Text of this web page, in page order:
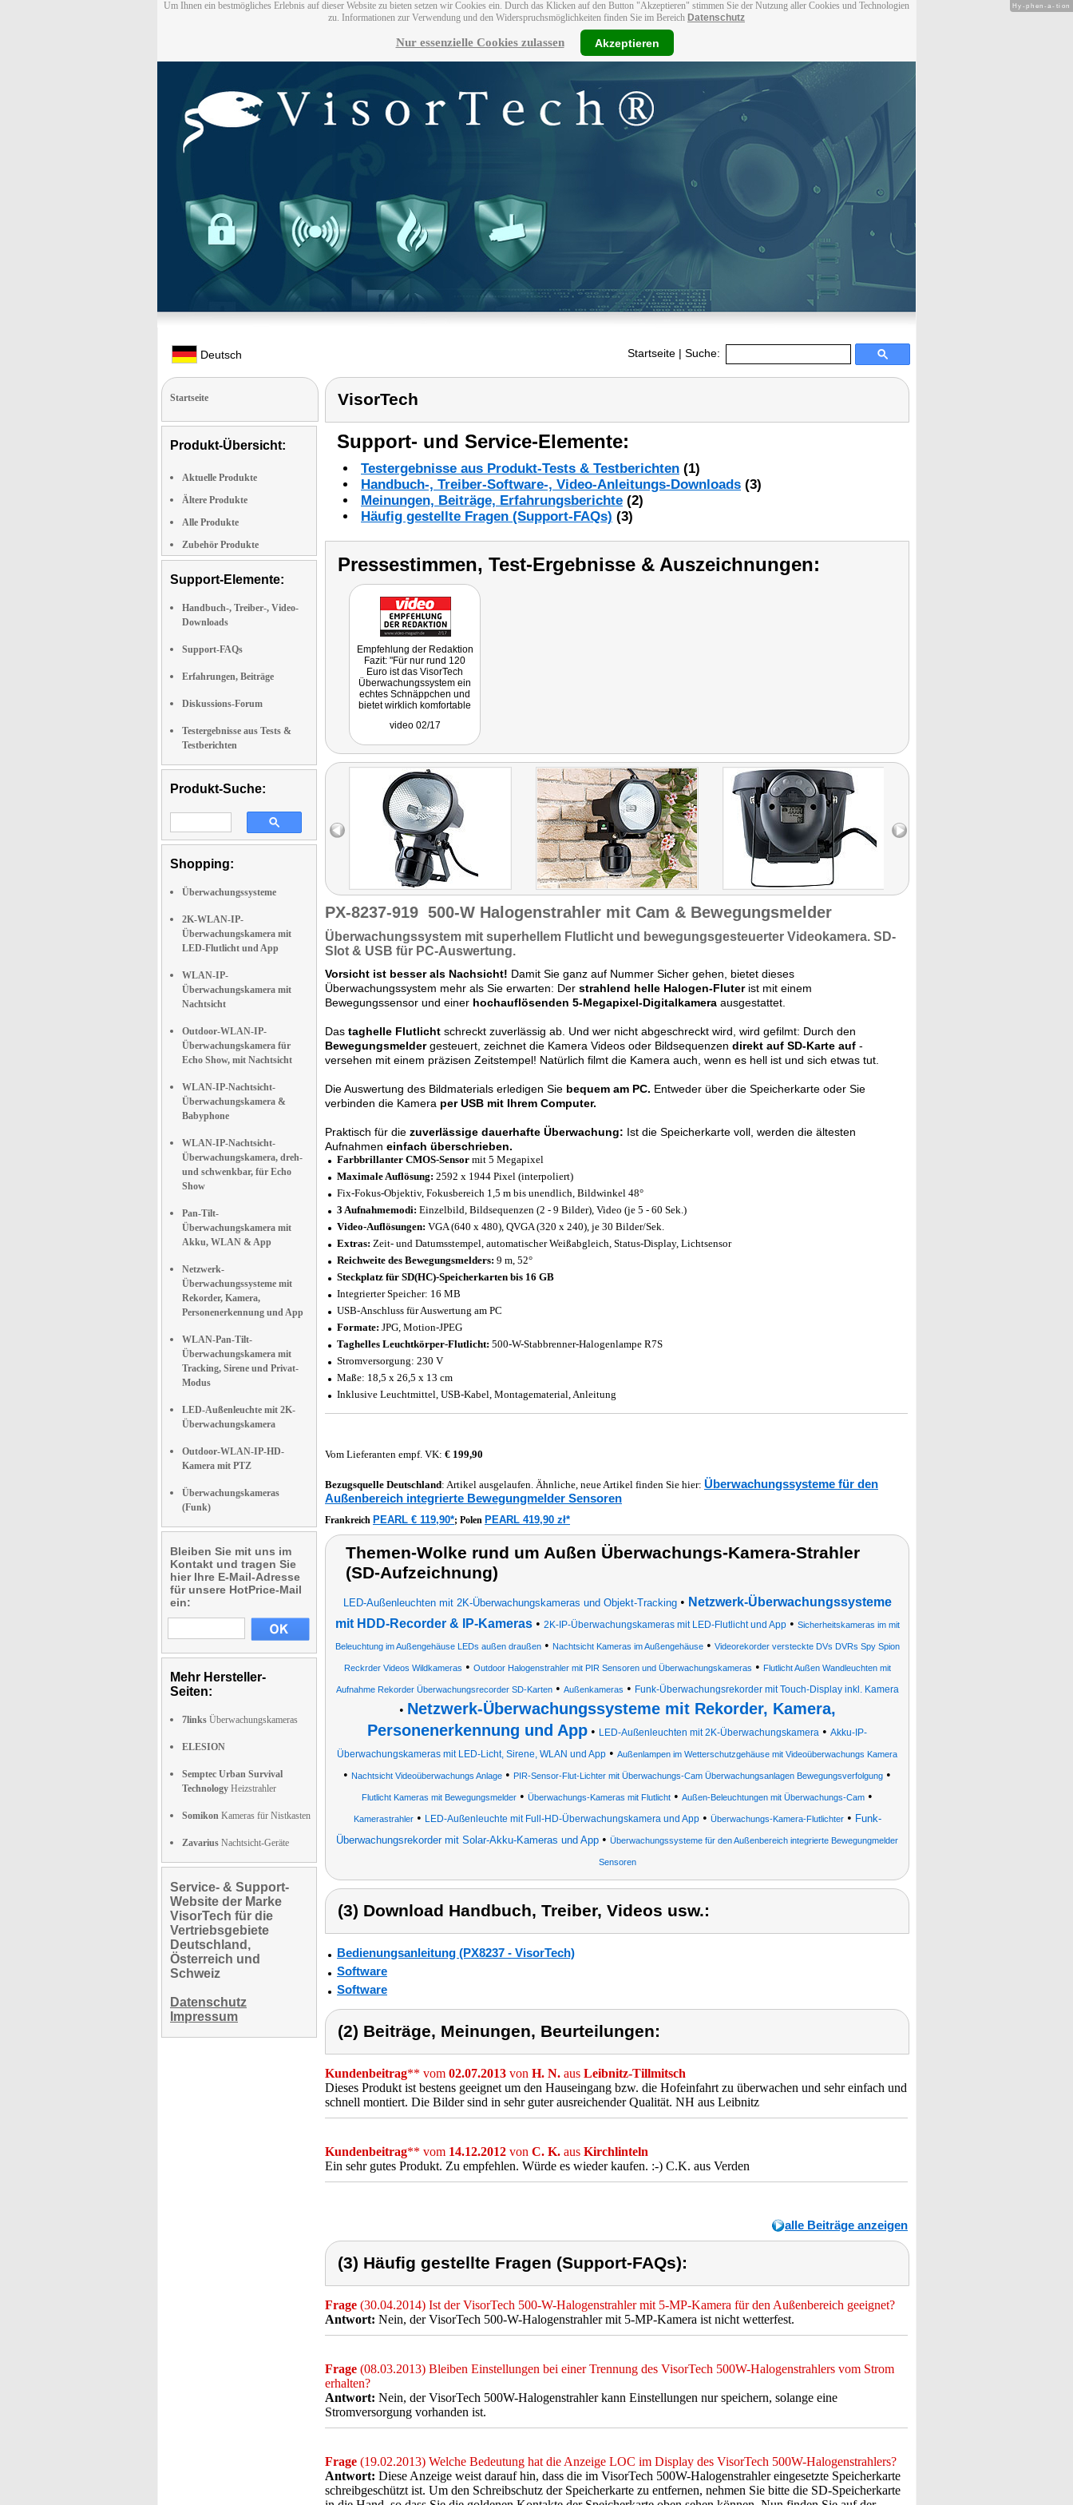
Um Ihnen ein bestmögliches Erlebnis auf dieser Website zu bieten setzen wir Cookies ein. Durch das Klicken auf den Button "Akzeptieren" stimmen Sie der Nutzung aller Cookies und Technologien
zu. Informationen zur Verwendung und den Widerspruchsmöglichkeiten finden Sie im Bereich Datenschutz
Nur essenzielle Cookies zulassen Akzeptieren
Deutsch Startseite | Suche:
Startseite
Produkt-Übersicht:
Aktuelle Produkte
Ältere Produkte
Alle Produkte
Zubehör Produkte
Support-Elemente:
Handbuch-, Treiber-, Video-
Downloads
Support-FAQs
Erfahrungen, Beiträge
Diskussions-Forum
Testergebnisse aus Tests &
Testberichten
Produkt-Suche:
Shopping:
Überwachungssysteme
2K-WLAN-IP-
Überwachungskamera mit
LED-Flutlicht und App
WLAN-IP-
Überwachungskamera mit
Nachtsicht
Outdoor-WLAN-IP-
Überwachungskamera für
Echo Show, mit Nachtsicht
WLAN-IP-Nachtsicht-
Überwachungskamera &
Babyphone
WLAN-IP-Nachtsicht-
Überwachungskamera, dreh-
und schwenkbar, für Echo
Show
Pan-Tilt-
Überwachungskamera mit
Akku, WLAN & App
Netzwerk-
Überwachungssysteme mit
Rekorder, Kamera,
Personenerkennung und App
WLAN-Pan-Tilt-
Überwachungskamera mit
Tracking, Sirene und Privat-
Modus
LED-Außenleuchte mit 2K-
Überwachungskamera
Outdoor-WLAN-IP-HD-
Kamera mit PTZ
Überwachungskameras
(Funk)
Bleiben Sie mit uns im
Kontakt und tragen Sie
hier Ihre E-Mail-Adresse
für unsere HotPrice-Mail
ein:
Mehr Hersteller-
Seiten:
7links Überwachungskameras
ELESION
Semptec Urban Survival
Technology Heizstrahler
Somikon Kameras für Nistkasten
Zavarius Nachtsicht-Geräte
Service- & Support-
Website der Marke
VisorTech für die
Vertriebsgebiete
Deutschland,
Österreich und
Schweiz
Datenschutz
Impressum
VisorTech
Support- und Service-Elemente:
Testergebnisse aus Produkt-Tests & Testberichten (1)
Handbuch-, Treiber-Software-, Video-Anleitungs-Downloads (3)
Meinungen, Beiträge, Erfahrungsberichte (2)
Häufig gestellte Fragen (Support-FAQs) (3)
Pressestimmen, Test-Ergebnisse & Auszeichnungen:
Empfehlung der Redaktion
Fazit: "Für nur rund 120
Euro ist das VisorTech
Überwachungssystem ein
echtes Schnäppchen und
bietet wirklich komfortable
Flutlicht, das nicht nur
undeine Sicherheitskamera,
die in drei Modi Aufnahmen
macht und zeigt, wer sich
auf dem eigenen
Grundstück aufhält."
video 02/17
PX-8237-919 500-W Halogenstrahler mit Cam & Bewegungsmelder
Überwachungssystem mit superhellem Flutlicht und bewegungsgesteuerter Videokamera. SD-
Slot & USB für PC-Auswertung.
Vorsicht ist besser als Nachsicht! Damit Sie ganz auf Nummer Sicher gehen, bietet dieses
Überwachungssystem mehr als Sie erwarten: Der strahlend helle Halogen-Fluterist mit einem
Bewegungssensor und einer hochauflösenden 5-Megapixel-Digitalkamera ausgestattet.
Das taghelle Flutlicht schreckt zuverlässig ab. Und wer nicht abgeschreckt wird, wird gefilmt: Durch den
Bewegungsmeldergesteuert, zeichnet die Kamera Videos oder Bildsequenzen direkt auf SD-Karte auf -
versehen mit einem präzisen Zeitstempel! Natürlich filmt die Kamera auch, wenn es hell ist und sich etwas tut.
Die Auswertung des Bildmaterials erledigen Sie bequem am PC. Entweder über die Speicherkarte oder Sie
verbinden die Kamera per USB mit Ihrem Computer.
Praktisch für die zuverlässige dauerhafte Überwachung: Ist die Speicherkarte voll, werden die ältesten
Aufnahmen einfach überschrieben.
Farbbrillanter CMOS-Sensor mit 5 Megapixel
Maximale Auflösung: 2592 x 1944 Pixel (interpoliert)
Fix-Fokus-Objektiv, Fokusbereich 1,5 m bis unendlich, Bildwinkel 48°
3 Aufnahmemodi: Einzelbild, Bildsequenzen (2 - 9 Bilder), Video (je 5 - 60 Sek.)
Video-Auflösungen: VGA (640 x 480), QVGA (320 x 240), je 30 Bilder/Sek.
Extras: Zeit- und Datumsstempel, automatischer Weißabgleich, Status-Display, Lichtsensor
Reichweite des Bewegungsmelders: 9 m, 52°
Steckplatz für SD(HC)-Speicherkarten bis 16 GB
Integrierter Speicher: 16 MB
USB-Anschluss für Auswertung am PC
Formate: JPG, Motion-JPEG
Taghelles Leuchtkörper-Flutlicht: 500-W-Stabbrenner-Halogenlampe R7S
Stromversorgung: 230 V
Maße: 18,5 x 26,5 x 13 cm
Inklusive Leuchtmittel, USB-Kabel, Montagematerial, Anleitung
Vom Lieferanten empf. VK: € 199,90
Bezugsquelle Deutschland: Artikel ausgelaufen. Ähnliche, neue Artikel finden Sie hier: Überwachungssysteme für den
Außenbereich integrierte Bewegungmelder Sensoren
Frankreich PEARL € 119,90*; Polen PEARL 419,90 zł*
Themen-Wolke rund um Außen Überwachungs-Kamera-Strahler
(SD-Aufzeichnung)
LED-Außenleuchten mit 2K-Überwachungskameras und Objekt-Tracking• Netzwerk-Überwachungssysteme
mit HDD-Recorder & IP-Kameras• 2K-IP-Überwachungskameras mit LED-Flutlicht und App• Sicherheitskameras im mit
Beleuchtung im Außengehäuse LEDs außen draußen• Nachtsicht Kameras im Außengehäuse• Videorekorder versteckte DVs DVRs Spy Spion
Reckrder Videos Wildkameras • Outdoor Halogenstrahler mit PIR Sensoren und Überwachungskameras • Flutlicht Außen Wandleuchten mit
Aufnahme Rekorder Überwachungsrecorder SD-Karten• Außenkameras • Funk-Überwachungsrekorder mit Touch-Display inkl. Kamera
• Netzwerk-Überwachungssysteme mit Rekorder, Kamera,
Personenerkennung und App • LED-Außenleuchten mit 2K-Überwachungskamera • Akku-IP-
Überwachungskameras mit LED-Licht, Sirene, WLAN und App • Außenlampen im Wetterschutzgehäuse mit Videoüberwachungs Kamera
• Nachtsicht Videoüberwachungs Anlage • PIR-Sensor-Flut-Lichter mit Überwachungs-Cam Überwachungsanlagen Bewegungsverfolgung •
Flutlicht Kameras mit Bewegungsmelder • Überwachungs-Kameras mit Flutlicht • Außen-Beleuchtungen mit Überwachungs-Cam •
Kamerastrahler• LED-Außenleuchte mit Full-HD-Überwachungskamera und App• Überwachungs-Kamera-Flutlichter• Funk-
Überwachungsrekorder mit Solar-Akku-Kameras und App • Überwachungssysteme für den Außenbereich integrierte Bewegungmelder
Sensoren
(3) Download Handbuch, Treiber, Videos usw.:
Bedienungsanleitung (PX8237 - VisorTech)
Software
Software
(2) Beiträge, Meinungen, Beurteilungen:
Kundenbeitrag** vom 02.07.2013 von H. N. aus Leibnitz-Tillmitsch
Dieses Produkt ist bestens geeignet um den Hauseingang bzw. die Hofeinfahrt zu überwachen und sehr einfach und
schnell montiert. Die Bilder sind in sehr guter ausreichender Qualität. NH aus Leibnitz
Kundenbeitrag** vom 14.12.2012 von C. K. aus Kirchlinteln
Ein sehr gutes Produkt. Zu empfehlen. Würde es wieder kaufen. :-) C.K. aus Verden
alle Beiträge anzeigen
(3) Häufig gestellte Fragen (Support-FAQs):
Frage (30.04.2014) Ist der VisorTech 500-W-Halogenstrahler mit 5-MP-Kamera für den Außenbereich geeignet?
Antwort: Nein, der VisorTech 500-W-Halogenstrahler mit 5-MP-Kamera ist nicht wetterfest.
Frage (08.03.2013) Bleiben Einstellungen bei einer Trennung des VisorTech 500W-Halogenstrahlers vom Strom
erhalten?
Antwort: Nein, der VisorTech 500W-Halogenstrahler kann Einstellungen nur speichern, solange eine
Stromversorgung vorhanden ist.
Frage (19.02.2013) Welche Bedeutung hat die Anzeige LOC im Display des VisorTech 500W-Halogenstrahlers?
Antwort: Diese Anzeige weist darauf hin, dass die im VisorTech 500W-Halogenstrahler eingesetzte Speicherkarte
schreibgeschützt ist. Um den Schreibschutz der Speicherkarte zu entfernen, nehmen Sie bitte die SD-Speicherkarte
Hy-phen-a-tion